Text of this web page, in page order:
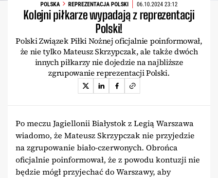
POLSKA REPREZENTACJA POLSKI 06.10.2024 23:12
Kolejni piłkarze wypadają z reprezentacji
Polski!
Polski Związek Piłki Nożnej oficjalnie poinformował,
że nie tylko Mateusz Skrzypczak, ale także dwóch
innych piłkarzy nie dojedzie na najbliższe
zgrupowanie reprezentacji Polski.
Po meczu Jagiellonii Białystok z Legią Warszawa
wiadomo, że Mateusz Skrzypczak nie przyjedzie
na zgrupowanie biało-czerwonych. Obrońca
oficjalnie poinformował, że z powodu kontuzji nie
będzie mógł przyjechać do Warszawy, aby